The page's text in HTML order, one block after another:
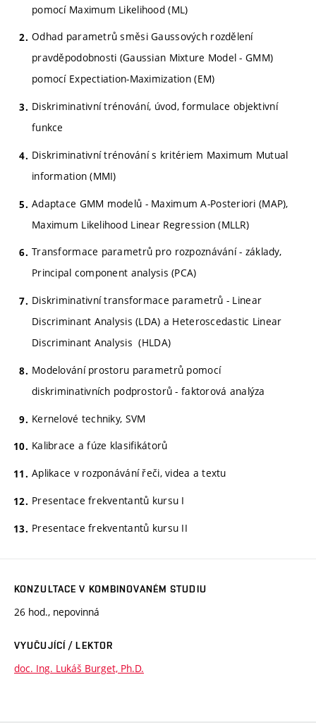
pomocí Maximum Likelihood (ML)
Odhad parametrů směsi Gaussových rozdělení
pravděpodobnosti (Gaussian Mixture Model - GMM)
pomocí Expectiation-Maximization (EM)
Diskriminativní trénování, úvod, formulace objektivní
funkce
Diskriminativní trénování s kritériem Maximum Mutual
information (MMI)
Adaptace GMM modelů - Maximum A-Posteriori (MAP),
Maximum Likelihood Linear Regression (MLLR)
Transformace parametrů pro rozpoznávání - základy,
Principal component analysis (PCA)
Diskriminativní transformace parametrů - Linear
Discriminant Analysis (LDA) a Heteroscedastic Linear
Discriminant Analysis (HLDA)
Modelování prostoru parametrů pomocí
diskriminativních podprostorů - faktorová analýza
Kernelové techniky, SVM
Kalibrace a fúze klasifikátorů
Aplikace v rozponávání řeči, videa a textu
Presentace frekventantů kursu I
Presentace frekventantů kursu II
KONZULTACE V KOMBINOVANÉM STUDIU
26 hod., nepovinná
VYUČUJÍCÍ / LEKTOR
doc. Ing. Lukáš Burget, Ph.D.